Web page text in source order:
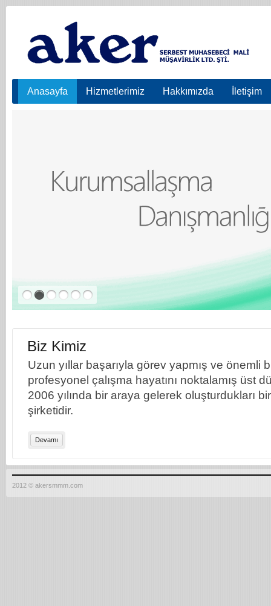
Anasayfa Hizmetlerimiz Hakkımızda İletişim
Biz Kimiz
Uzun yıllar başarıyla görev yapmış ve önemli
profesyonel çalışma hayatını noktalamış üst
2006 yılında bir araya gelerek oluşturdukları
şirketidir.
Devamı
2012 © akersmmm.com